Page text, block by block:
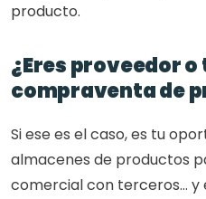
producto.
¿Eres proveedor
compraventa de
Si ese es el caso, es tu
almacenes de productos
comercial con terceros… y